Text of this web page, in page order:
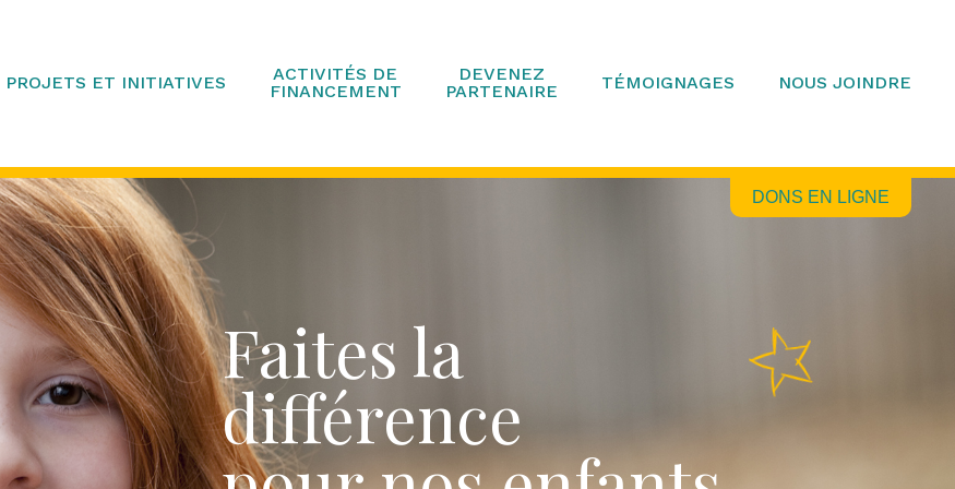
PROJETS ET INITIATIVES
ACTIVITÉS DE
FINANCEMENT
DEVENEZ
PARTENAIRE
TÉMOIGNAGES NOUS JOINDRE
DONS EN LIGNE
Faites la
différence